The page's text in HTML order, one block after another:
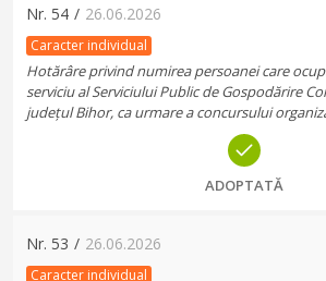
Nr. 54 / 26.06.2026
Caracter individual
Hotărâre privind numirea persoanei care
serviciu al Serviciului Public de Gospodărire
județul Bihor, ca urmare a concursului
ADOPTATĂ
Nr. 53 / 26.06.2026
Caracter individual